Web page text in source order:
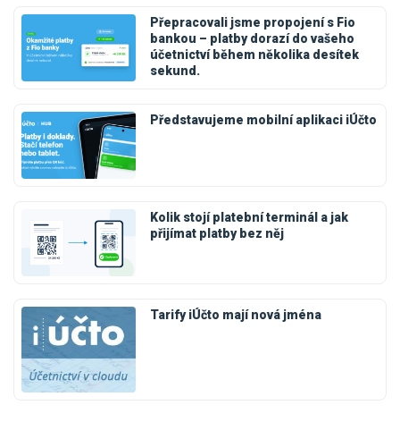
Přepracovali jsme propojení s Fio
bankou – platby dorazí do vašeho
účetnictví během několika desítek
sekund.
Představujeme mobilní aplikaci iÚčto
Kolik stojí platební terminál a jak
přijímat platby bez něj
Tarify iÚčto mají nová jména